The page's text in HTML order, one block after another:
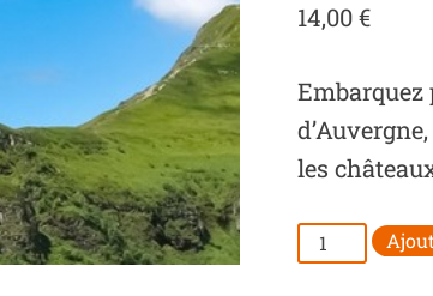
14,00€
Embarquez
les
quantité
de